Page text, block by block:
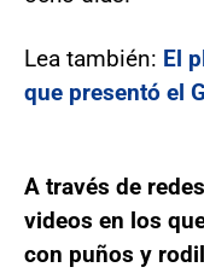
Lea también: El
que presentó el
A través de
videos en los
con puños y